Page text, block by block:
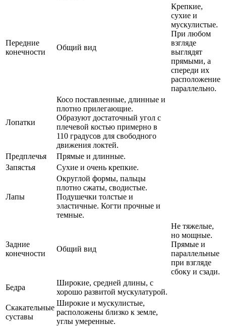
Передние
конечности
Общий вид
Крепкие,
сухие и
мускулистые.
При любом
взгляде
выглядят
прямыми, а
спереди их
расположение
параллельно.
Лопатки
Косо поставленные, длинные и
плотно прилегающие.
Образуют достаточный угол с
плечевой костью примерно в
110 градусов для свободного
движения локтей.
Предплечья
Прямые и длинные.
Запястья
Сухие и очень крепкие.
Лапы
Округлой формы, пальцы
плотно сжаты, сводистые.
Подушечки толстые и
эластичные. Когти прочные и
темные.
Задние
конечности
Общий вид
Не тяжелые,
но мощные.
Прямые и
параллельные
при взгляде
сбоку и сзади.
Бедра
Широкие, средней длины, с
хорошо развитой мускулатурой.
Скакательные
суставы
Широкие и мускулистые,
расположены близко к земле,
углы умеренные.